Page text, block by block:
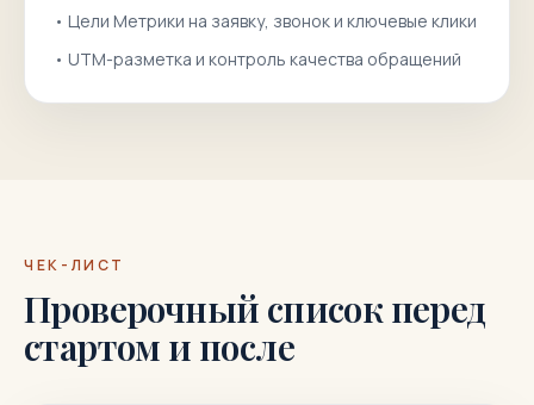
• Цели Метрики на заявку, звонок и ключевые клики
• UTM-разметка и контроль качества обращений
ЧЕК-ЛИСТ
Проверочный список перед
стартом и после